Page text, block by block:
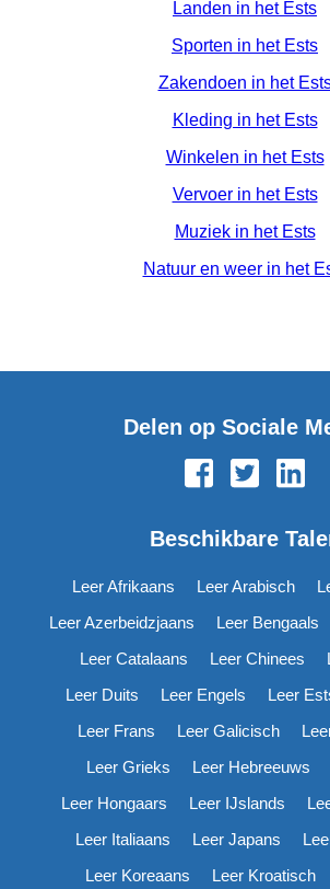
Landen in het Ests
Sporten in het Ests
Zakendoen in het
Kleding in het Ests
Winkelen in het Ests
Vervoer in het Ests
Muziek in het Ests
Natuur en weer in het
Delen op Sociale
Beschikbare
Leer Afrikaans Leer Arabisch
Leer Azerbeidzjaans
Leer Bengaals
Leer Catalaans
Leer Chinees
Leer Duits
Leer Engels Leer
Leer Frans
Leer Galicisch
Leer Grieks
Leer Hebreeuws
Leer Hongaars
Leer IJslands
Leer Italiaans
Leer Japans
Leer Koreaans
Leer Kroatisch